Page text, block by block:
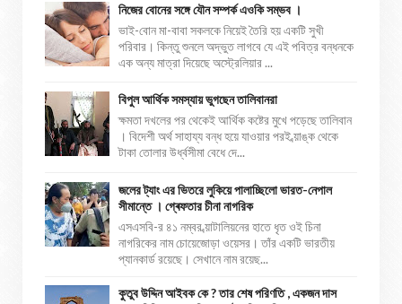
নিজের বোনের সঙ্গে যৌন সম্পর্ক এওকি সম্ভব ।
ভাই-বোন মা-বাবা সকলকে নিয়েই তৈরি হয় একটি সুখী
পরিবার। কিন্তু শুনলে অদ্ভুত লাগবে যে এই পবিত্র বন্ধনকে
এক অন্য মাত্রা দিয়েছে অস্ট্রেলিয়ার ...
বিপুল আর্থিক সমস্যায় ভুগছেন তালিবানরা
ক্ষমতা দখলের পর থেকেই আর্থিক কষ্টের মুখে পড়েছে তালিবান
। বিদেশী অর্থ সাহায্য বন্ধ হয়ে যাওয়ার পরই ব্য়াঙ্ক থেকে
টাকা তোলার উর্ধ্বসীমা বেধে দে...
জলের ট্যাং এর ভিতরে লুকিয়ে পালাচ্ছিলো ভারত-নেপাল
সীমান্তে । গ্ৰেফতার চীনা নাগরিক
এসএসবি-র ৪১ নম্বর ব্য়াটালিয়নের হাতে ধৃত ওই চিনা
নাগরিকের নাম চোয়েজোড়া ওয়েসর। তাঁর একটি ভারতীয়
প্যানকার্ড রয়েছে। সেখানে নাম রয়েছ...
কুতুব উদ্দিন আইবক কে ? তার শেষ পরিণতি , একজন দাস